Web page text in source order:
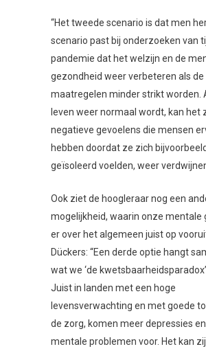
“Het tweede scenario is dat men
scenario past bij onderzoeken van
pandemie dat het welzijn en de
gezondheid weer verbeteren als de
maatregelen minder strikt worden.
leven weer normaal wordt, kan het
negatieve gevoelens die mensen
hebben doordat ze zich
geïsoleerd voelden, weer
Ook ziet de hoogleraar nog een
mogelijkheid, waarin onze mentale
er over het algemeen juist op
Dückers: “Een derde optie hangt
wat we ‘de
Juist in landen met een hoge
levensverwachting en met goede
de zorg, komen meer depressies
mentale problemen voor. Het kan